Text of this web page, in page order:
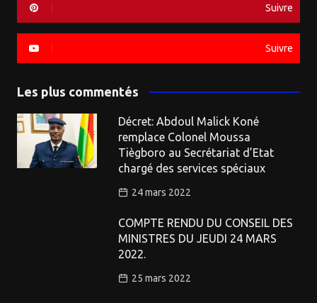
Suivre
Suivre
Les plus commentés
Décret: Abdoul Malick Koné
remplace Colonel Moussa
Tiègboro au Secrétariat d’Etat
chargé des services spéciaux
24 mars 2022
COMPTE RENDU DU CONSEIL DES
MINISTRES DU JEUDI 24 MARS
2022.
25 mars 2022